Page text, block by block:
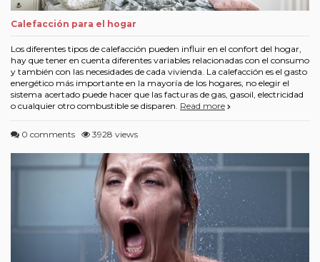
Calefacción para el hogar
Los diferentes tipos de calefacción pueden influir en el confort del hogar,
hay que tener en cuenta diferentes variables relacionadas con el consumo
y también con las necesidades de cada vivienda. La calefacción es el gasto
energético más importante en la mayoría de los hogares, no elegir el
sistema acertado puede hacer que las facturas de gas, gasoil, electricidad
o cualquier otro combustible se disparen. Read more
0 comments 3928 views